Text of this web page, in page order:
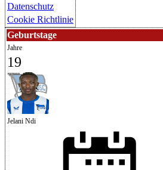
Datenschutz
Cookie Richtlinie
Geburtstage
Jahre
19
Jelani Ndi